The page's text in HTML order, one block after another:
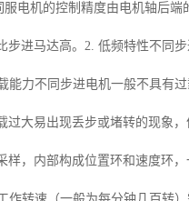
服电机的控制精度由电机轴后
步进马达高。2. 低频特性不
力不同步进电机一般不具有
大易出现丢步或堵转的现象
，内部构成位置环和速度环